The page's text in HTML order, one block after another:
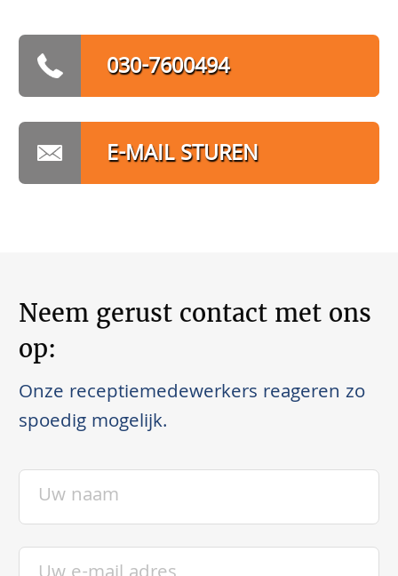
030-7600494
E-MAIL STUREN
Neem gerust contact met ons
op:
Onze receptiemedewerkers reageren zo
spoedig mogelijk.